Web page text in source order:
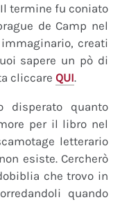
termine fu coniato
de Camp nel
creati
sapere un pò di
cliccare QUI.
disperato quanto
per il libro nel
letterario
esiste. Cercherò
che trovo in
quando